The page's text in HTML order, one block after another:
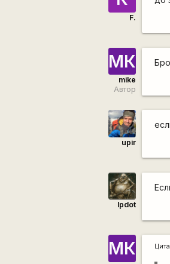
F.
МК
mike
Автор
upir
lpdot
МК